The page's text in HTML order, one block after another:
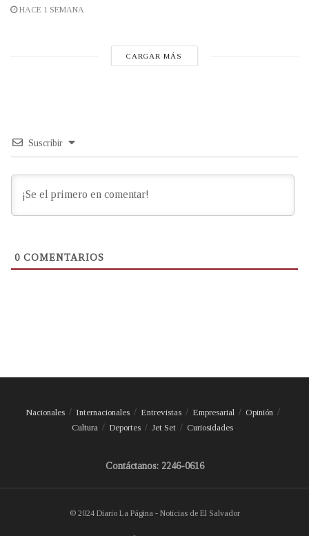
HACE 1 SEMANA
CARGAR MÁS
Suscribir
0 COMENTARIOS
Nacionales Internacionales Entrevistas Empresarial
Opinión
Cultura
Deportes Jet Set Curiosidades
Contáctanos: 2246-0616
© 2024 Diario La Página - Noticias de El Salvador